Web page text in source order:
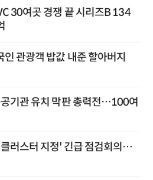
30여곳 경쟁 끝 시리즈B 134
인 관광객 밥값 내준 할아버지
기관 유치 막판 총력전…100여
러스터 지정' 긴급 점검회의…